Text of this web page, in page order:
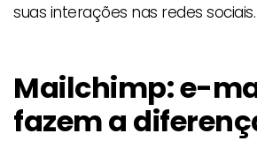
suas interações nas redes sociais.
Mailchimp: e-
fazem a